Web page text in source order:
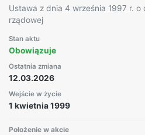
Ustawa z dnia 4 września 1997 r. o
rządowej
Stan aktu
Obowiązuje
Ostatnia zmiana
12.03.2026
Wejście w życie
1 kwietnia 1999
Położenie w akcie